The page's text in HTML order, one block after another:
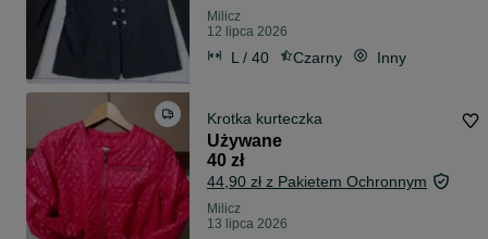
Milicz
12 lipca 2026
L / 40 Czarny Inny
Krotka kurteczka
Używane
40 zł
44,90 zł z Pakietem Ochronnym
Milicz
13 lipca 2026